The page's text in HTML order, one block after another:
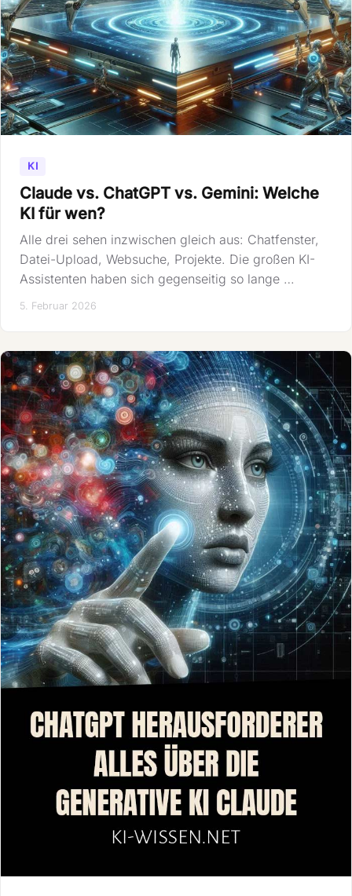
KI
Claude vs. ChatGPT vs. Gemini: Welche
KI für wen?
Alle drei sehen inzwischen gleich aus: Chatfenster,
Datei-Upload, Websuche, Projekte. Die großen KI-
Assistenten haben sich gegenseitig so lange …
5. Februar 2026